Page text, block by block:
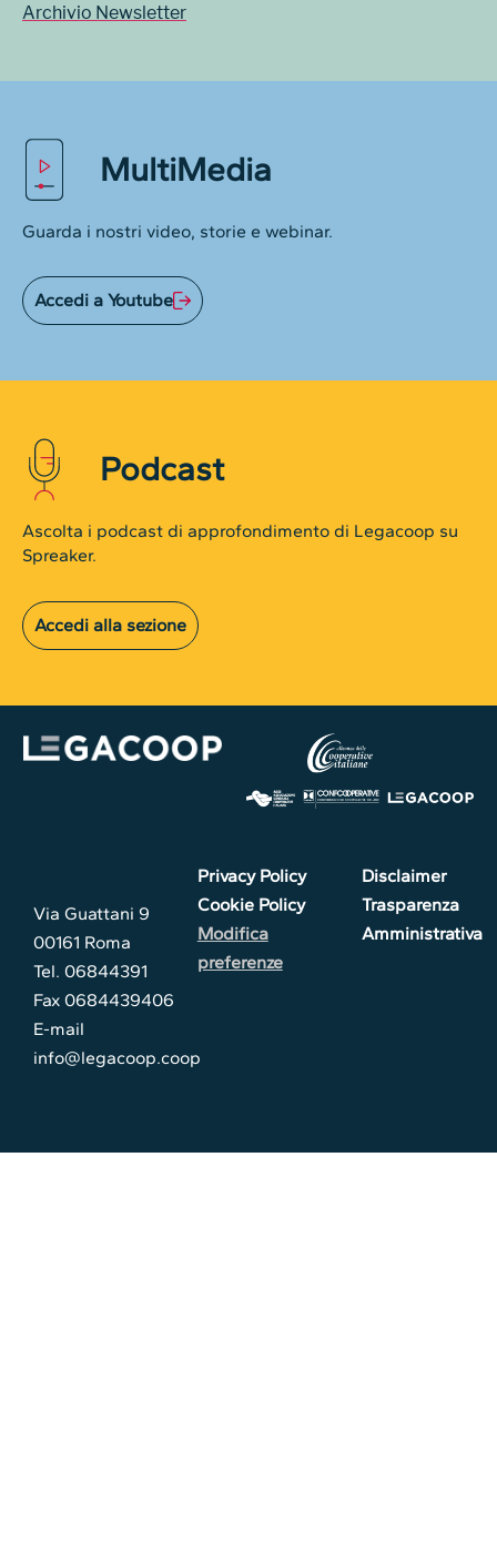
Archivio Newsletter
MultiMedia
Guarda i nostri video, storie e webinar.
Accedi a Youtube
Podcast
Ascolta i podcast di approfondimento di Legacoop su
Spreaker.
Accedi alla sezione
Via Guattani 9
00161 Roma
Tel. 06844391
Fax 0684439406
E-mail
info@legacoop.coop
Privacy Policy
Cookie Policy
Modifica
preferenze
Disclaimer
Trasparenza
Amministrativa